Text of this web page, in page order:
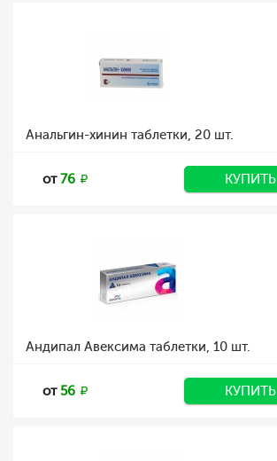
Анальгин-хинин таблетки, 20 шт.
от76 КУПИТЬ
Андипал Авексима таблетки, 10 шт.
от56 КУПИТЬ